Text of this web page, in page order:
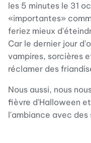
les 5 minutes le 31
«importantes»
feriez mieux
Car le dernier jour
vampires, sorcières
réclamer des
Nous aussi, nous
fièvre d'Halloween et
l'ambiance avec